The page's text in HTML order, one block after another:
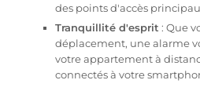
- Surveillance à distance
Grâce auxsystèmes d'alarme
possible de surveiller son
visualiser en temps réel l’intérieur
caméra connectée, recevoir des
des points d'accès
Tranquillité d'esprit : Que
déplacement, une alarme
votre appartement à
connectés à votre